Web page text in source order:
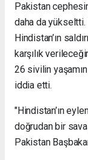
Pakistan
daha da yükseltti.
Hindistan’ın
karşılık
26 sivilin
iddia etti.
"Hindistan’ın
doğrudan bir
Pakistan